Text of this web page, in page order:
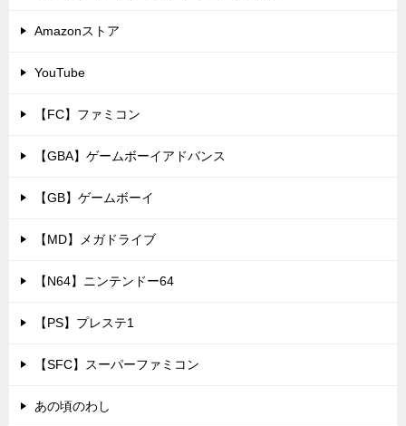
Amazonストア
YouTube
【FC】ファミコン
【GBA】ゲームボーイアドバンス
【GB】ゲームボーイ
【MD】メガドライブ
【N64】ニンテンドー64
【PS】プレステ1
【SFC】スーパーファミコン
あの頃のわし